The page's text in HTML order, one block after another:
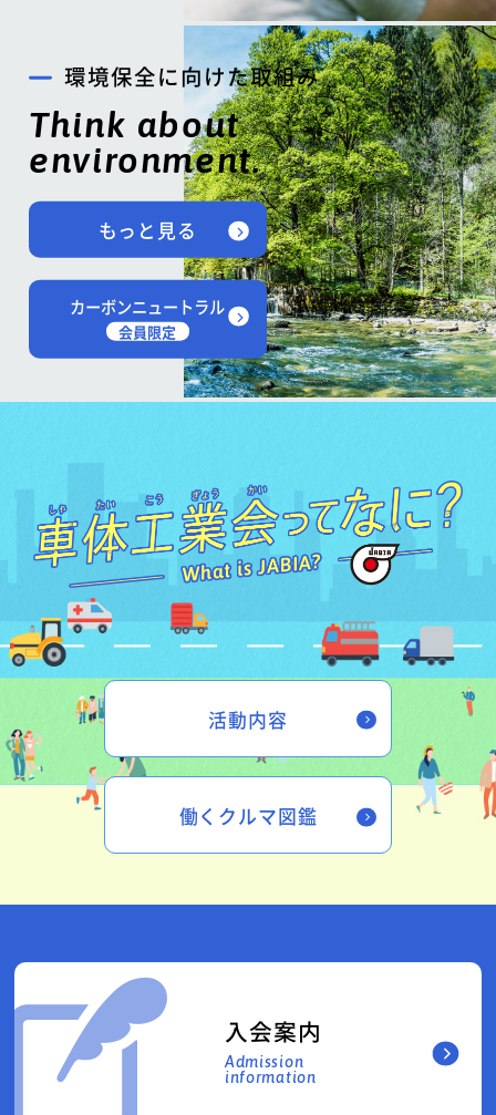
環境保全に向けた取組み
Think about
environment.
もっと見る
カーボンニュートラル
会員限定
活動内容
働くクルマ図鑑
入会案内
Admission
information